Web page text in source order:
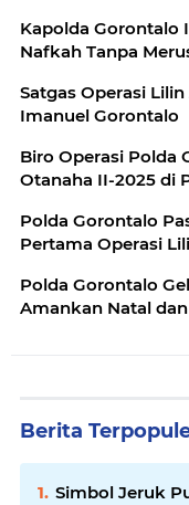
Kapolda Gorontalo
Nafkah Tanpa
Satgas Operasi
Imanuel Gorontalo
Biro Operasi Polda
Otanaha II-2025 di
Polda Gorontalo
Pertama Operasi
Polda Gorontalo
Amankan Natal
Berita
Simbol Jeruk